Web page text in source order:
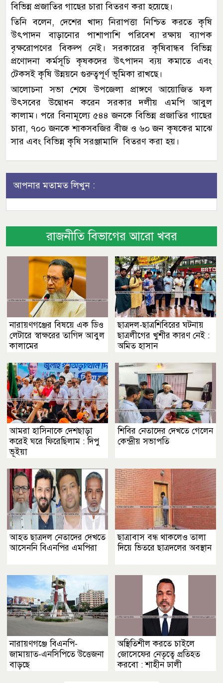
বিভিন্ন প্রজাতির গাছের চারা বিতরণ করা হয়েছে।
তিনি বলেন, দেশের খাদ্য নিরাপত্তা নিশ্চিত করতে কৃষি
উৎপাদন বাড়ানোর পাশাপাশি পরিবেশ রক্ষায় ব্যাপক
বৃক্ষরোপণের বিকল্প নেই। সরকারের কৃষিবান্ধব বিভিন্ন
প্রণোদনা কর্মসূচি কৃষকদের উৎপাদন ব্যয় কমাতে এবং
টেকসই কৃষি উন্নয়নে গুরুত্বপূর্ণ ভূমিকা রাখছে।
আলোচনা সভা শেষে উপজেলা প্রাঙ্গণে আয়োজিত ফল
উৎসবের উদ্বোধন করেন সরকার দলীয় এমপি আবুল
কালাম। পরে বিনামূল্যে ৫৪৪ জনকে বিভিন্ন প্রজাতির গাছের
চারা, ৭০০ জনকে শাকসবজির বীজ ও ৬০ জন কৃষকের মাঝে
সার এবং বিভিন্ন কৃষি সরঞ্জামাদি বিতরণ করা হয়।
আপনার মতামত লিখুন :
রাজনীতি বিভাগের আরো খবর
নারায়ণগঞ্জের বিষয়ে এক ডিও
লেটারে স্বাক্ষরের তাগিদ আবুল
কালামের
ছাত্রদল-ছাত্রশিবিরের ঘটনায়
ছাত্রলীগের খুশীর কারণ নেই :
অমিত হাসান
আমরা হাসিনাকে দেশছাড়া
করেই ঘরে ফিরেছিলাম : দিপু
ভূইয়া
শিবির নেতাদের দেখতে গেলেন
কেন্দ্রীয় সভাপতি
আহত ছাত্রদল নেতাদের দেখতে
আসেননি বিএনপির এমপিরা
ছাত্রাবাস বন্ধ থাকলেও তালা
দিয়ে ভিতরে ছাত্রদলের অবস্থান
নারায়ণগঞ্জে বিএনপি-
জামায়াত-এনসিপিতে উত্তেজনা
বাড়ছে
অস্থিতিশীল করতে চাইলে
জোসেফের নেতৃত্বে প্রতিহত
করবো : শাহীন ঢালী